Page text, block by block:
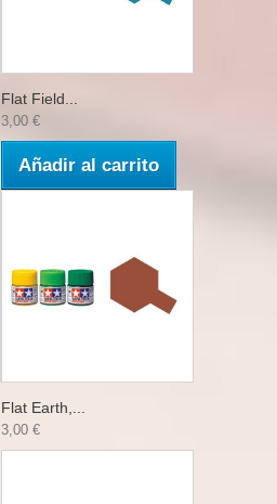
Flat Field...
3,00 €
Añadir al carrito
Flat Earth,...
3,00 €